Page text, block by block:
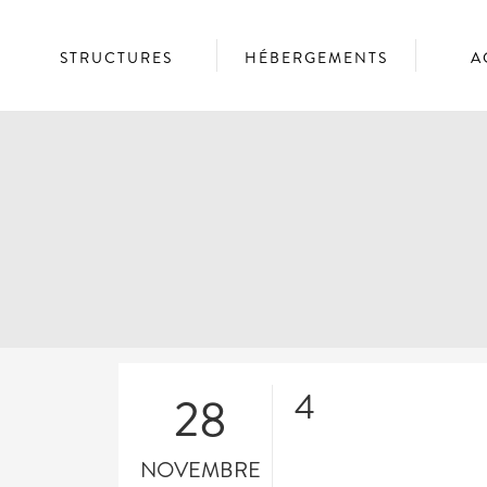
STRUCTURES HÉBERGEMENTS
28
NOVEMBRE
4